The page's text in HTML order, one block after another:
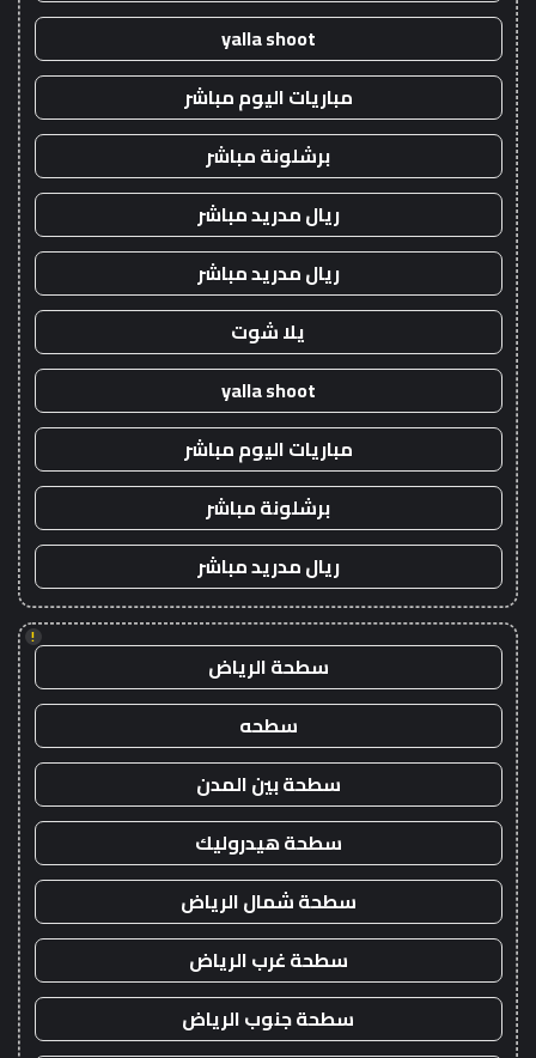
yalla shoot
مباريات اليوم مباشر
برشلونة مباشر
ريال مدريد مباشر
ريال مدريد مباشر
يلا شوت
yalla shoot
مباريات اليوم مباشر
برشلونة مباشر
ريال مدريد مباشر
!
سطحة الرياض
سطحه
سطحة بين المدن
سطحة هيدروليك
سطحة شمال الرياض
سطحة غرب الرياض
سطحة جنوب الرياض